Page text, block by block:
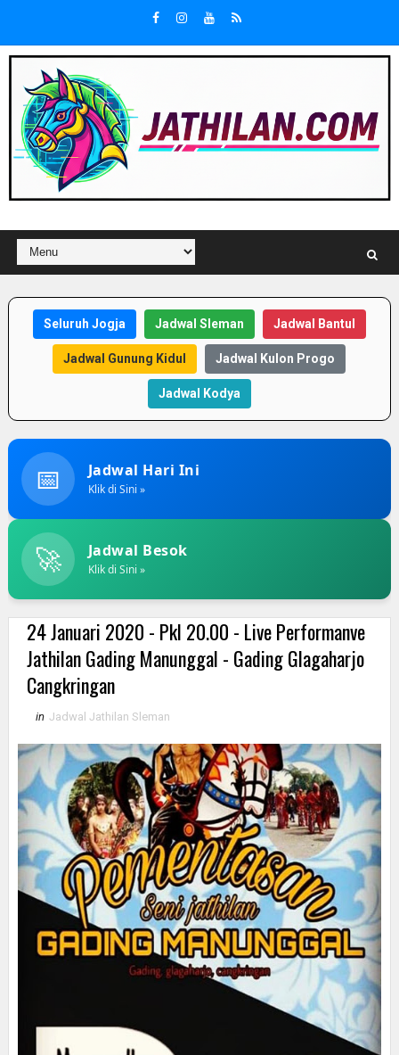
Seluruh Jogja Jadwal Sleman Jadwal Bantul
Jadwal Gunung Kidul Jadwal Kulon Progo
Jadwal Kodya
📅 Jadwal Hari Ini
Klik di Sini »
🚀 Jadwal Besok
Klik di Sini »
24 Januari 2020 - Pkl 20.00 - Live Performanve
Jathilan Gading Manunggal - Gading Glagaharjo
Cangkringan
in Jadwal Jathilan Sleman